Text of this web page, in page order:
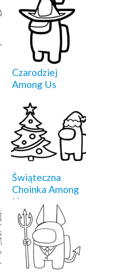
Czarodziej
Among Us
Świąteczna
Choinka Among
Us